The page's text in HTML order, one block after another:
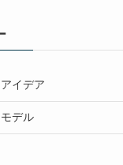
イデア
デル